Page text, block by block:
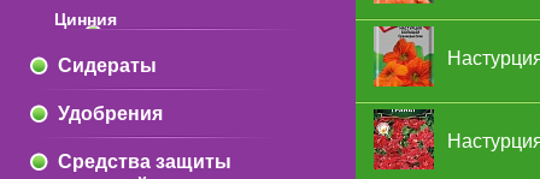
Цинния
Сидераты
Удобрения
Средства защиты